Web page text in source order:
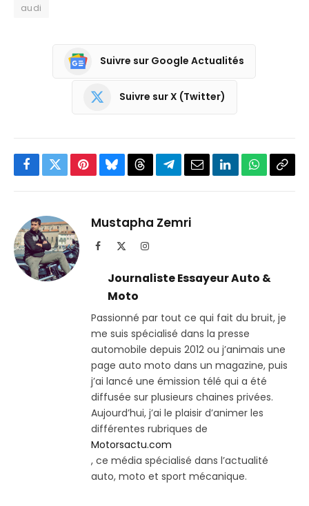
audi
Suivre sur Google Actualités
Suivre sur X (Twitter)
Facebook
TwitterPinterestBlueskyThreadsPartager
Telegram
EmailLinkedInWhatsApp
Mustapha Zemri
Facebook Instagram
Journaliste Essayeur Auto &
Moto
Passionné par tout ce qui fait du bruit, je
me suis spécialisé dans la presse
automobile depuis 2012 ou j’animais une
page auto moto dans un magazine, puis
j’ai lancé une émission télé qui a été
diffusée sur plusieurs chaines privées.
Aujourd’hui, j’ai le plaisir d’animer les
différentes rubriques de
Motorsactu.com
, ce média spécialisé dans l’actualité
auto, moto et sport mécanique.